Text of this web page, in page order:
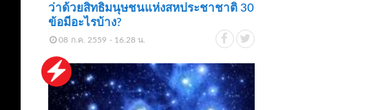
ว่าด้วยสิทธิมนุษชนแห่งสหประชาชาติ 30
ข้อมีอะไรบ้าง?
08 ก.ค. 2559 - 16.28 น.